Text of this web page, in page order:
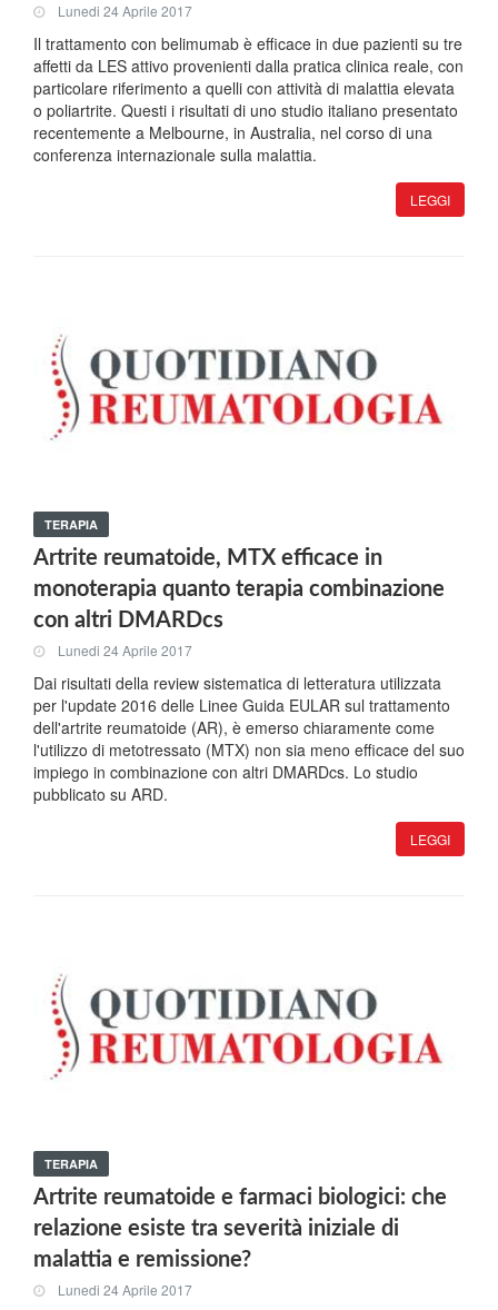
Lunedi 24 Aprile 2017
Il trattamento con belimumab è efficace in due pazienti su tre
affetti da LES attivo provenienti dalla pratica clinica reale, con
particolare riferimento a quelli con attività di malattia elevata
o poliartrite. Questi i risultati di uno studio italiano presentato
recentemente a Melbourne, in Australia, nel corso di una
conferenza internazionale sulla malattia.
LEGGI
TERAPIA
Artrite reumatoide, MTX efficace in
monoterapia quanto terapia combinazione
con altri DMARDcs
Lunedi 24 Aprile 2017
Dai risultati della review sistematica di letteratura utilizzata
per l'update 2016 delle Linee Guida EULAR sul trattamento
dell'artrite reumatoide (AR), è emerso chiaramente come
l'utilizzo di metotressato (MTX) non sia meno efficace del suo
impiego in combinazione con altri DMARDcs. Lo studio
pubblicato su ARD.
LEGGI
TERAPIA
Artrite reumatoide e farmaci biologici: che
relazione esiste tra severità iniziale di
malattia e remissione?
Lunedi 24 Aprile 2017